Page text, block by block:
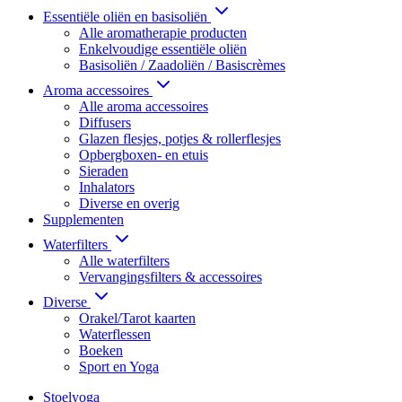
Essentiële oliën en basisoliën
Alle aromatherapie producten
Enkelvoudige essentiële oliën
Basisoliën / Zaadoliën / Basiscrèmes
Aroma accessoires
Alle aroma accessoires
Diffusers
Glazen flesjes, potjes & rollerflesjes
Opbergboxen- en etuis
Sieraden
Inhalators
Diverse en overig
Supplementen
Waterfilters
Alle waterfilters
Vervangingsfilters & accessoires
Diverse
Orakel/Tarot kaarten
Waterflessen
Boeken
Sport en Yoga
Stoelyoga